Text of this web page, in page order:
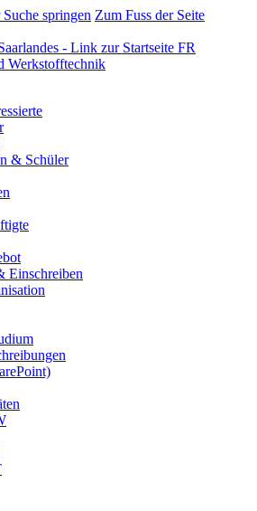
springen Zum Fuss der Seite
FR
Werkstofftechnik
& Schüler
Einschreiben